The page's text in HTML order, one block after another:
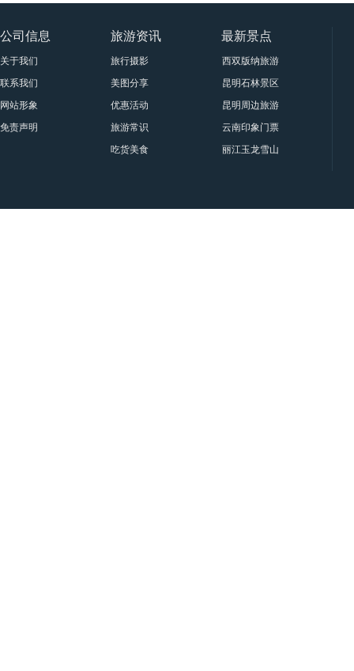
际
公司信息
关于我们
联系我们
网站形象
免责声明
旅游资讯
旅行摄影
美图分享
优惠活动
旅游常识
吃货美食
最新景点
西双版纳旅游景点大全
昆明石林景区要门票吗？属于
昆明周边旅游十一大景点与门
云南印象门票贵宾票、甲票、
丽江玉龙雪山印象丽江门票|套